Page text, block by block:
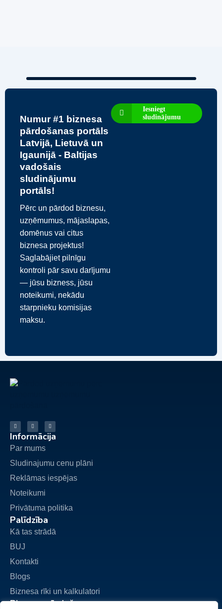
Numur #1 biznesa
pārdošanas portāls
Latvijā, Lietuvā un
Igaunijā - Baltijas
vadošais
sludinājumu
portāls!
Pērc un pārdod biznesu,
uzņēmumus, mājaslapas,
domēnus vai citus
biznesa projektus!
Saglabājiet pilnīgu
kontroli pār savu darījumu
— jūsu bizness, jūsu
noteikumi, nekādu
starpnieku komisijas
maksu.
Iesniegt
sludinājumu
Informācija
Par mums
Sludinajumu cenu plāni
Reklāmas iespējas
Noteikumi
Privātuma politika
Palīdzība
Kā tas strādā
BUJ
Kontakti
Blogs
Biznesa rīki un kalkulatori
Biznesa pārdošana